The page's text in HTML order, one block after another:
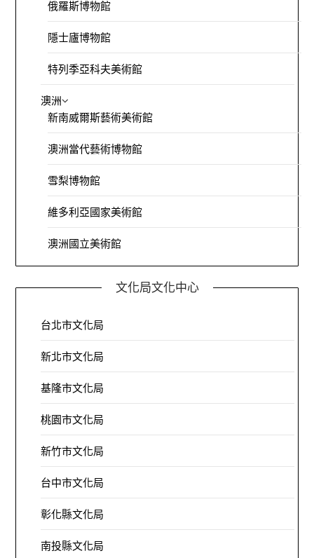
俄羅斯博物館
隱士廬博物館
特列季亞科夫美術館
澳洲
新南威爾斯藝術美術館
澳洲當代藝術博物館
雪梨博物館
維多利亞國家美術館
澳洲國立美術館
文化局文化中心
台北市文化局
新北市文化局
基隆市文化局
桃園市文化局
新竹市文化局
台中市文化局
彰化縣文化局
南投縣文化局